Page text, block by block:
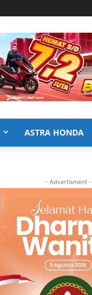
ASTRA HONDA
- Advertisment -